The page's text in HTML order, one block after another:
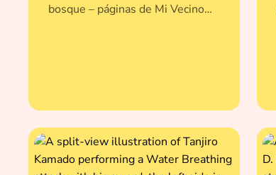
bosque – páginas de Mi Vecino